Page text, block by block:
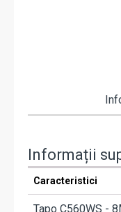
Informații
Caracteristici
Tapo C560WS -